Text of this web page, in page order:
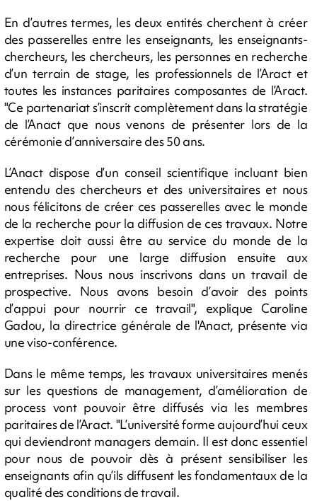
En d’autres termes, les deux entités cherchent à créer
des passerelles entre les enseignants, les enseignants-
chercheurs, les chercheurs, les personnes en recherche
d’un terrain de stage, les professionnels de l’Aract et
toutes les instances paritaires composantes de l’Aract.
"Ce partenariat s’inscrit complètement dans la stratégie
de l’Anact que nous venons de présenter lors de la
cérémonie d’anniversaire des 50 ans.
L’Anact dispose d’un conseil scientifique incluant bien
entendu des chercheurs et des universitaires et nous
nous félicitons de créer ces passerelles avec le monde
de la recherche pour la diffusion de ces travaux. Notre
expertise doit aussi être au service du monde de la
recherche pour une large diffusion ensuite aux
entreprises. Nous nous inscrivons dans un travail de
prospective. Nous avons besoin d’avoir des points
d’appui pour nourrir ce travail", explique Caroline
Gadou, la directrice générale de l'Anact, présente via
une viso-conférence.
Dans le même temps, les travaux universitaires menés
sur les questions de management, d’amélioration de
process vont pouvoir être diffusés via les membres
paritaires de l’Aract. "L’université forme aujourd’hui ceux
qui deviendront managers demain. Il est donc essentiel
pour nous de pouvoir dès à présent sensibiliser les
enseignants afin qu’ils diffusent les fondamentaux de la
qualité des conditions de travail.